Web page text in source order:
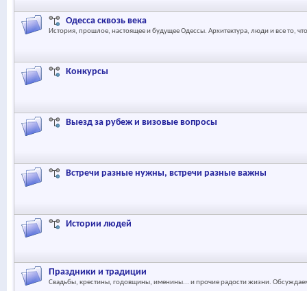
Одесса сквозь века
История, прошлое, настоящее и будущее Одессы. Архитектура, люди и все то,
Конкурсы
Выезд за рубеж и визовые вопросы
Встречи разные нужны, встречи разные важны
Истории людей
Праздники и традиции
Свадьбы, крестины, годовщины, именины... и прочие радости жизни.